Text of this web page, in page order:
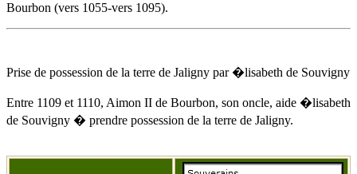
Bourbon (vers 1055-vers 1095).
Prise de possession de la terre de Jaligny par �lisabeth de Souvigny
Entre 1109 et 1110, Aimon II de Bourbon, son oncle, aide �lisabeth
de Souvigny � prendre possession de la terre de Jaligny.